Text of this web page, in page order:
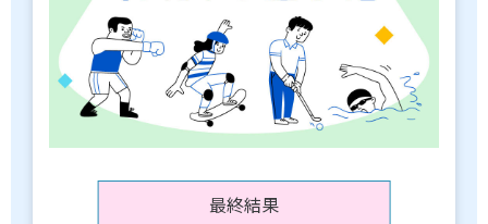
【動画】スポーツでアクティブなまちづくり
知る学ぶ
最終結果